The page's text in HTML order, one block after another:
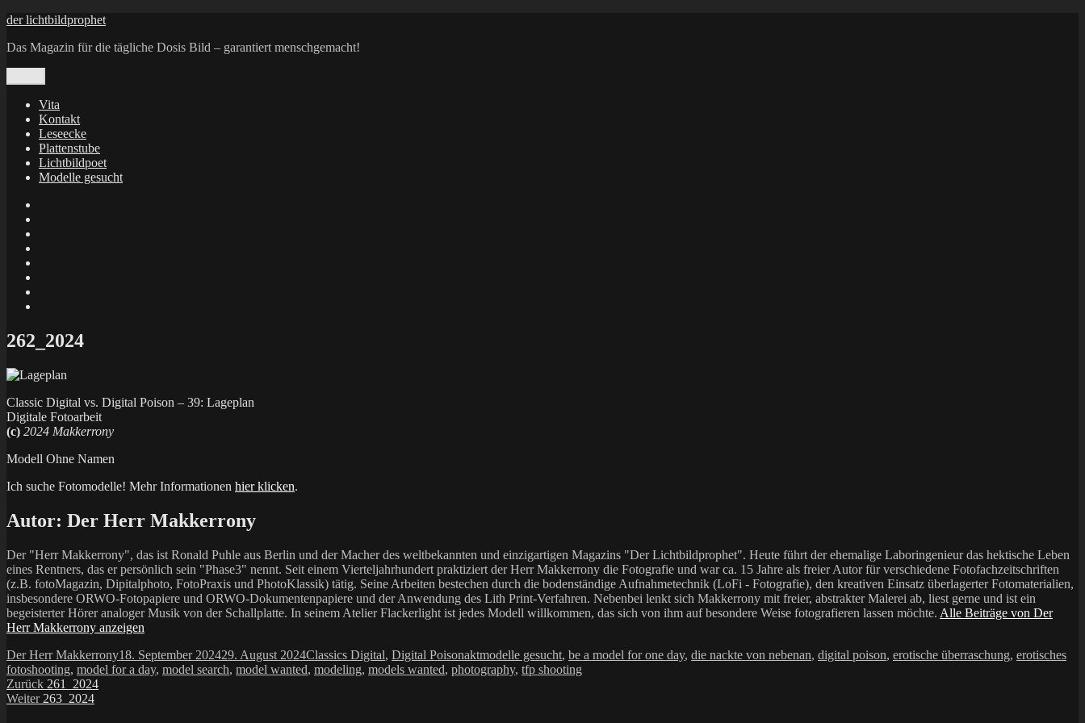
Zum
springen
der lichtbildprophet
Das Magazin für die tägliche Dosis Bild – garantiert menschgemacht!
Vita
Kontakt
Leseecke
Plattenstube
Lichtbildpoet
Modelle gesucht
X
262_2024
Classic Digital vs. Digital Poison – 39: Lageplan
Digitale Fotoarbeit
(c) 2024 Makkerrony
Modell Ohne Namen
Ich suche Fotomodelle! Mehr Informationen hier klicken.
Autor: Der Herr Makkerrony
Der "Herr Makkerrony", das ist Ronald Puhle aus Berlin und der Macher des weltbekannten und einzigartigen Magazins "Der Lichtbildprophet". Heute führt der ehemalige Laboringenieur das hektische Leben
eines Rentners, das er persönlich sein "Phase3" nennt. Seit einem Vierteljahrhundert praktiziert der Herr Makkerrony die Fotografie und war ca. 15 Jahre als freier Autor für verschiedene Fotofachzeitschriften
(z.B. fotoMagazin, Dipitalphoto, FotoPraxis und PhotoKlassik) tätig. Seine Arbeiten bestechen durch die bodenständige Aufnahmetechnik (LoFi - Fotografie), den kreativen Einsatz überlagerter Fotomaterialien,
insbesondere ORWO-Fotopapiere und ORWO-Dokumentenpapiere und der Anwendung des Lith Print-Verfahren. Nebenbei lenkt sich Makkerrony mit freier, abstrakter Malerei ab, liest gerne und ist ein
begeisterter Hörer analoger Musik von der Schallplatte. In seinem Atelier Flackerlight ist jedes Modell willkommen, das sich von ihm auf besondere Weise fotografieren lassen möchte. Alle Beiträge von Der
Herr Makkerrony anzeigen
Autor
Der Herr MakkerronyVeröffentlicht
am
18. September 202429. August 2024Kategorien
Classics Digital, Digital PoisonSchlagwörter
aktmodelle gesucht, be a model for one day, die nackte von nebenan, digital poison, erotische überraschung, erotisches
fotoshooting, model for a day, model search, model wanted, modeling, models wanted, photography, tfp shooting
Beitragsnavigation
Zurück Vorheriger
Beitrag:
261_2024
Weiter Nächster
263_2024